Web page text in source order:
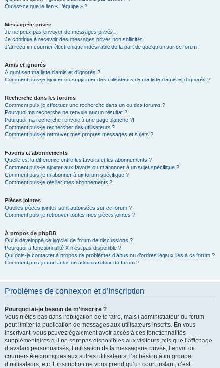
Qu’est-ce que le lien « L’équipe » ?
Messagerie privée
Je ne peux pas envoyer de messages privés !
Je continue à recevoir des messages privés non sollicités !
J’ai reçu un courrier électronique indésirable de la part de quelqu’un sur ce forum !
Amis et ignorés
À quoi sert ma liste d’amis et d’ignorés ?
Comment puis-je ajouter ou supprimer des utilisateurs de ma liste d’amis et d’ignorés ?
Recherche dans les forums
Comment puis-je effectuer une recherche dans un ou des forums ?
Pourquoi ma recherche ne renvoie aucun résultat ?
Pourquoi ma recherche renvoie à une page blanche ?!
Comment puis-je rechercher des utilisateurs ?
Comment puis-je retrouver mes propres messages et sujets ?
Favoris et abonnements
Quelle est la différence entre les favoris et les abonnements ?
Comment puis-je ajouter aux favoris ou m’abonner à un sujet spécifique ?
Comment puis-je m’abonner à un forum spécifique ?
Comment puis-je résilier mes abonnements ?
Pièces jointes
Quelles pièces jointes sont autorisées sur ce forum ?
Comment puis-je retrouver toutes mes pièces jointes ?
À propos de phpBB
Qui a développé ce logiciel de forum de discussions ?
Pourquoi la fonctionnalité X n’est pas disponible ?
Qui dois-je contacter à propos de problèmes d’abus ou d’ordres légaux liés à ce forum ?
Comment puis-je contacter un administrateur du forum ?
Problèmes de connexion et d’inscription
Pourquoi ai-je besoin de m’inscrire ?
Vous n’êtes pas dans l’obligation de le faire, mais l’administrateur du forum
peut limiter la publication de messages aux utilisateurs inscrits. En vous
inscrivant, vous pouvez également avoir accès à des fonctionnalités
supplémentaires qui ne sont pas disponibles aux visiteurs, tels que l’affichage
d’avatars personnalisés, l’utilisation de la messagerie privée, l’envoi de
courriers électroniques aux autres utilisateurs, l’adhésion à un groupe
d’utilisateurs, etc. L’inscription ne vous prend qu’un court instant, c’est